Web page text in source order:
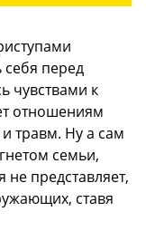
себя перед
чувствами к
отношениям
и травм. Ну а сам
семьи,
представляет,
ставя